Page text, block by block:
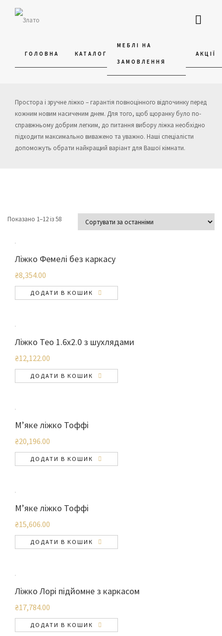
ГОЛОВНА
3D
КАТАЛОГ
МЕБЛІ НА
ЗАМОВЛЕННЯ
АКЦІЇ
ЛІЖКА
Простора і зручне ліжко – гарантія повноцінного відпочинку перед
кожним новим насиченим днем. Для того, щоб щоранку було по-
справжньому добрим легким, до питання вибору ліжка необхідно
підходити максимально виважено та уважно. Наші спеціалісти
допоможуть обрати найкращий варіант для Вашої кімнати.
Показано 1–12 із 58
Ліжко Фемелі без каркасу
₴8,354.00
ДОДАТИ В КОШИК
Ліжко Тео 1.6х2.0 з шухлядами
₴12,122.00
ДОДАТИ В КОШИК
М’яке ліжко Тоффі
₴20,196.00
ДОДАТИ В КОШИК
М’яке ліжко Тоффі
₴15,606.00
ДОДАТИ В КОШИК
Ліжко Лорі підйомне з каркасом
₴17,784.00
ДОДАТИ В КОШИК